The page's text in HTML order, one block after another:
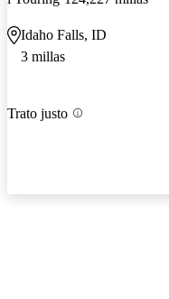
Idaho Falls, ID
3 millas
Trato justo